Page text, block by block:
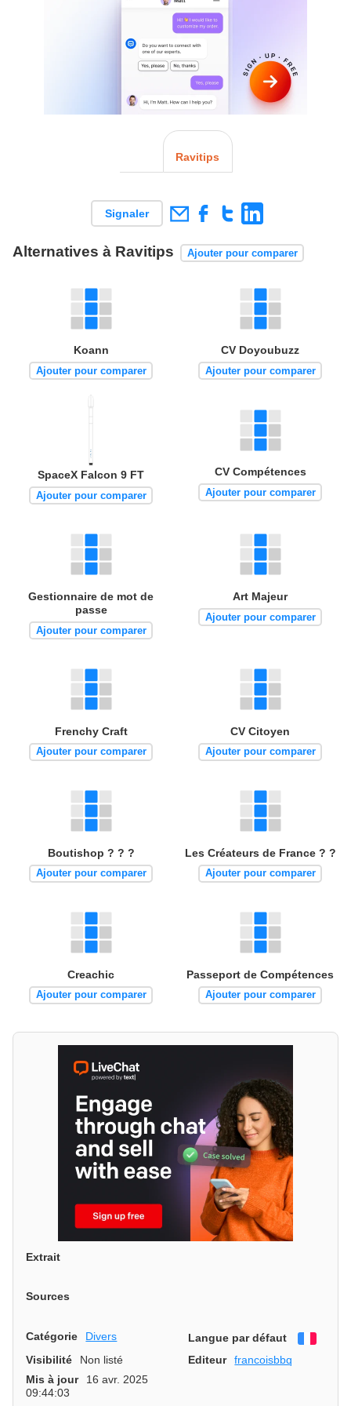
Ravitips
Signaler
Alternatives à Ravitips Ajouter pour comparer
Koann
Ajouter pour comparer
CV Doyoubuzz
Ajouter pour comparer
SpaceX Falcon 9 FT
Ajouter pour comparer
CV Compétences
Ajouter pour comparer
Gestionnaire de mot de
passe
Ajouter pour comparer
Art Majeur
Ajouter pour comparer
Frenchy Craft
Ajouter pour comparer
CV Citoyen
Ajouter pour comparer
Boutishop ? ? ?
Ajouter pour comparer
Les Créateurs de France ? ?
Ajouter pour comparer
Creachic
Ajouter pour comparer
Passeport de Compétences
Ajouter pour comparer
Extrait
Sources
Catégorie Divers Langue par défaut
Visibilité
Non listé Editeur
francoisbbq
Mis à jour
16 avr. 2025
09:44:03